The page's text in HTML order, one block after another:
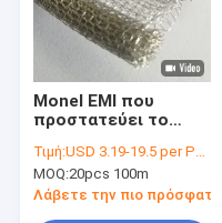
Περίπου εμείς
Γύρος εργοστασίων
Μας ελάτε σε επαφή
Monel EMI που
προστατεύει το
στολισμάτων της
EMI RFI στολισμάτων
για το κλουβί RF
Τιμή:USD 3.19-19.5 per PC USD 3.19-19.5 per M
MOQ:20pcs 100m
Λάβετε την πιο πρόσφατη